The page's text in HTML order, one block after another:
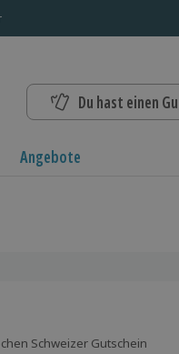
Du hast einen
Angebote
Schweizer Gutschein